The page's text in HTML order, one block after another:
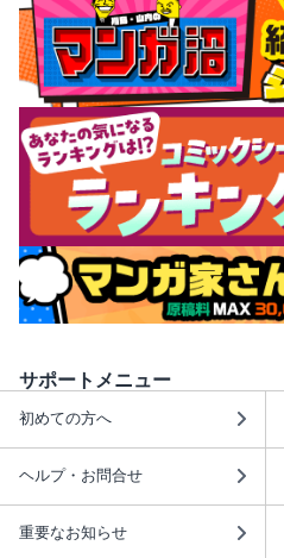
サポートメニュー
初めての方へ
ヘルプ・お問合せ
重要なお知らせ